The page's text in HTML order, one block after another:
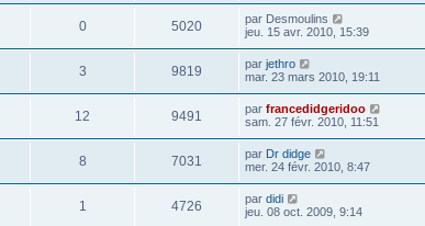
0 5020 par Desmoulins
jeu. 15 avr. 2010, 15:39
3 9819 par jethro
mar. 23 mars 2010, 19:11
12 9491 par francedidgeridoo
sam. 27 févr. 2010, 11:51
8 7031 par Dr didge
mer. 24 févr. 2010, 8:47
1 4726 par didi
jeu. 08 oct. 2009, 9:14